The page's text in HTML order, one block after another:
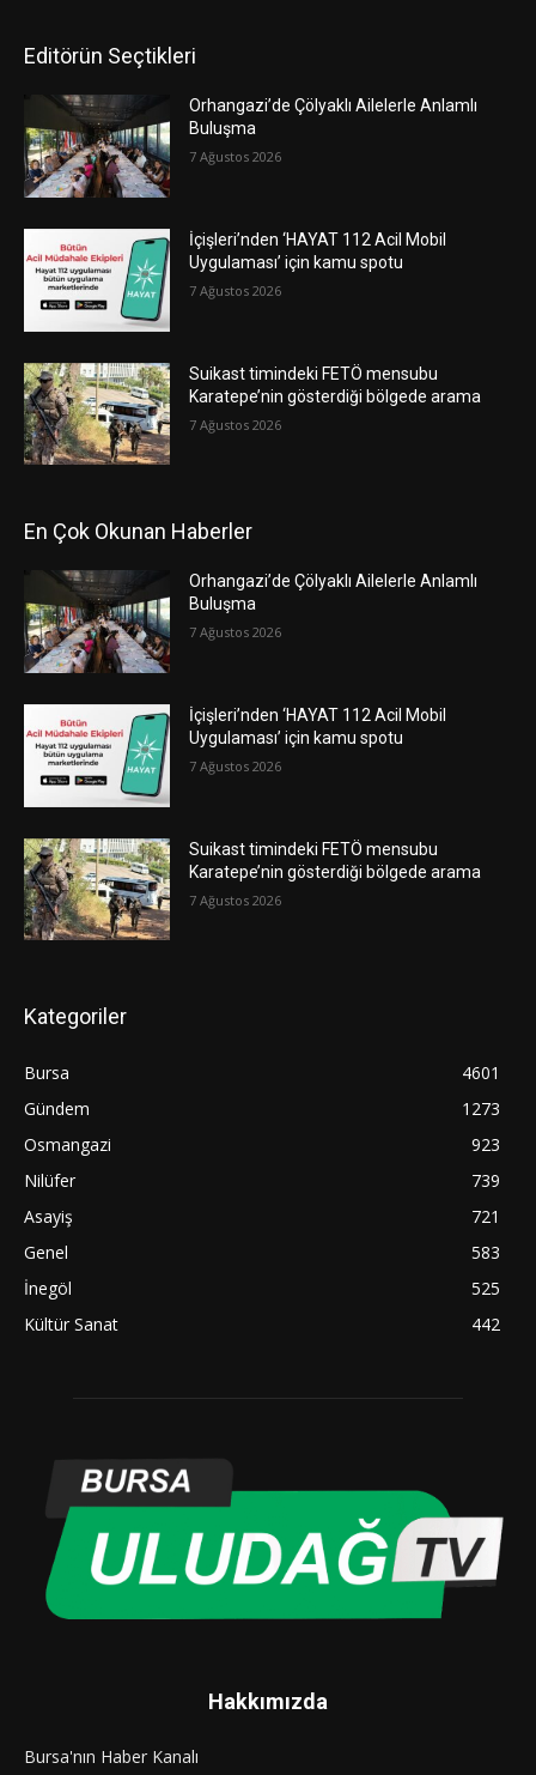
Editörün Seçtikleri
Orhangazi’de Çölyaklı Ailelerle Anlamlı
Buluşma
7 Ağustos 2026
İçişleri’nden ‘HAYAT 112 Acil Mobil
Uygulaması’ için kamu spotu
7 Ağustos 2026
Suikast timindeki FETÖ mensubu
Karatepe’nin gösterdiği bölgede arama
7 Ağustos 2026
En Çok Okunan Haberler
Orhangazi’de Çölyaklı Ailelerle Anlamlı
Buluşma
7 Ağustos 2026
İçişleri’nden ‘HAYAT 112 Acil Mobil
Uygulaması’ için kamu spotu
7 Ağustos 2026
Suikast timindeki FETÖ mensubu
Karatepe’nin gösterdiği bölgede arama
7 Ağustos 2026
Kategoriler
Bursa
4601
Gündem
1273
Osmangazi
923
Nilüfer
739
Asayiş
721
Genel
583
İnegöl
525
Kültür Sanat
442
Hakkımızda
Bursa'nın Haber Kanalı